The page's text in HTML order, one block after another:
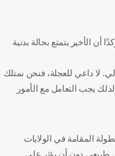
أن الأخير يتمتع بحالة بدنية
لا داعي للعجلة، فنحن نمتلك
يجب التعامل مع الأمور
المقامة في الولايات
طبيعي دون أن يؤثر على